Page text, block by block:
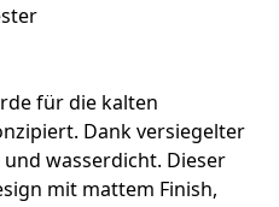
für die kalten
Dank versiegelter
wasserdicht. Dieser
mit mattem Finish,